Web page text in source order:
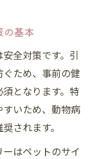
の基本
全対策です。引
ため、事前の健
となります。特
いため、動物病
されます。
はペットのサイ